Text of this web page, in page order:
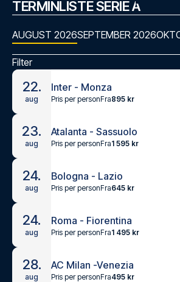
TERMINLISTE SERIE A
AUGUST 2026SEPTEMBER 2026
Filter
22.
aug
Inter - Monza
Pris per personFra895 kr
23.
aug
Atalanta - Sassuolo
Pris per personFra1 595 kr
24.
aug
Bologna - Lazio
Pris per personFra645 kr
24.
aug
Roma - Fiorentina
Pris per personFra1 495 kr
28.
aug
AC Milan -Venezia
Pris per personFra495 kr